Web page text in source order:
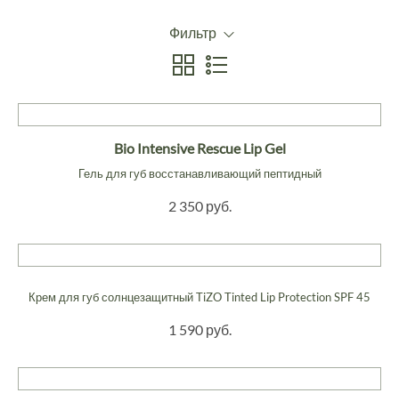
Фильтр
Bio Intensive Rescue Lip Gel
Гель для губ восстанавливающий пептидный
2 350 руб.
Крем для губ солнцезащитный TiZO Tinted Lip Protection SPF 45
1 590 руб.